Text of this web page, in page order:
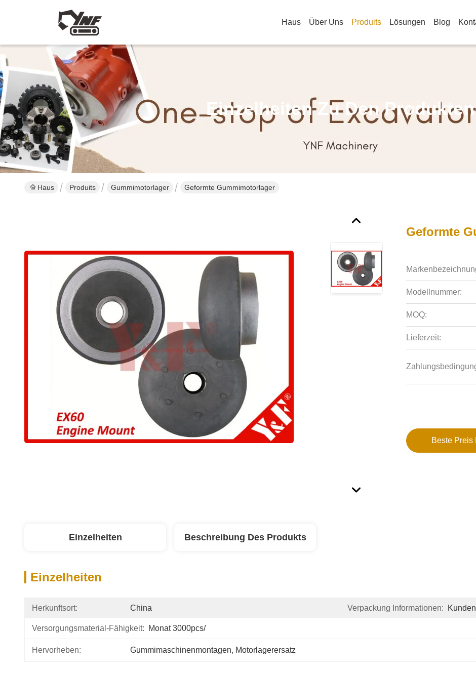
Haus Über Uns Produits Lösungen Blog
Einzelheiten Zu Den Produkten
Haus Produits Gummimotorlager Geformte Gummimotorlager
Geformte
Modellnummer:
MOQ:
Lieferzeit:
Beste Preis
Einzelheiten Beschreibung Des Produkts
Einzelheiten
Herkunftsort: China Verpackung Informationen:
Versorgungsmaterial-Fähigkeit: Monat 3000pcs/
Hervorheben: Gummimaschinenmontagen, Motorlagerersatz